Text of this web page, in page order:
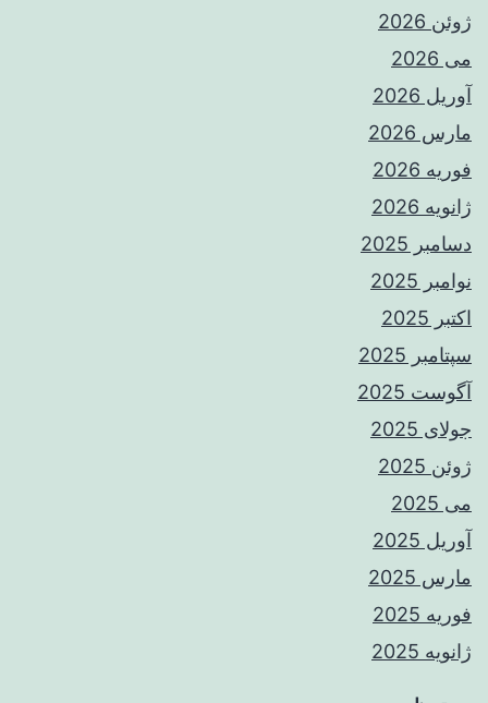
ژوئن 2026
می 2026
آوریل 2026
مارس 2026
فوریه 2026
ژانویه 2026
دسامبر 2025
نوامبر 2025
اکتبر 2025
سپتامبر 2025
آگوست 2025
جولای 2025
ژوئن 2025
می 2025
آوریل 2025
مارس 2025
فوریه 2025
ژانویه 2025